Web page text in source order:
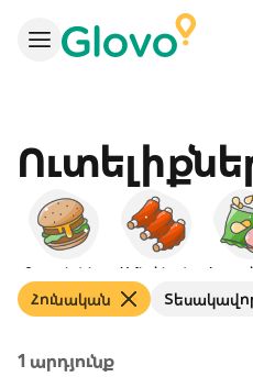
Բուրգերներ Ամերիկյան
Հունական
1 արդյունք